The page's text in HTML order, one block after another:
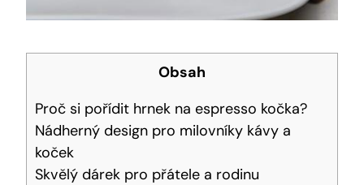
Obsah
Proč si pořídit hrnek na espresso kočka?
Nádherný design pro milovníky kávy a
koček
Skvělý dárek pro přátele a rodinu